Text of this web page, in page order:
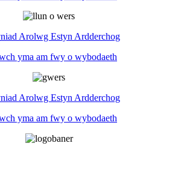
Arolwg Estyn Ardderchog
yma am fwy o wybodaeth
Arolwg Estyn Ardderchog
yma am fwy o wybodaeth